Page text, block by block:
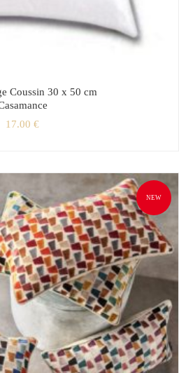
Coussin 30 x 50 cm
17.00 €
NEW